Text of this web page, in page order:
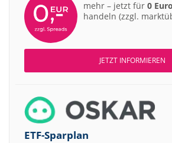
mehr – jetzt für 0
handeln (zzgl.
JETZT INFORMIEREN
ETF-Sparplan